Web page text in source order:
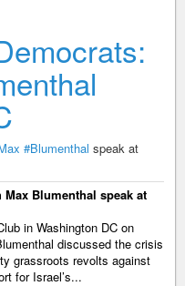
#Blumenthal speak at
Blumenthal speak at
in Washington DC on
discussed the crisis
grassroots revolts against
for Israel’s...